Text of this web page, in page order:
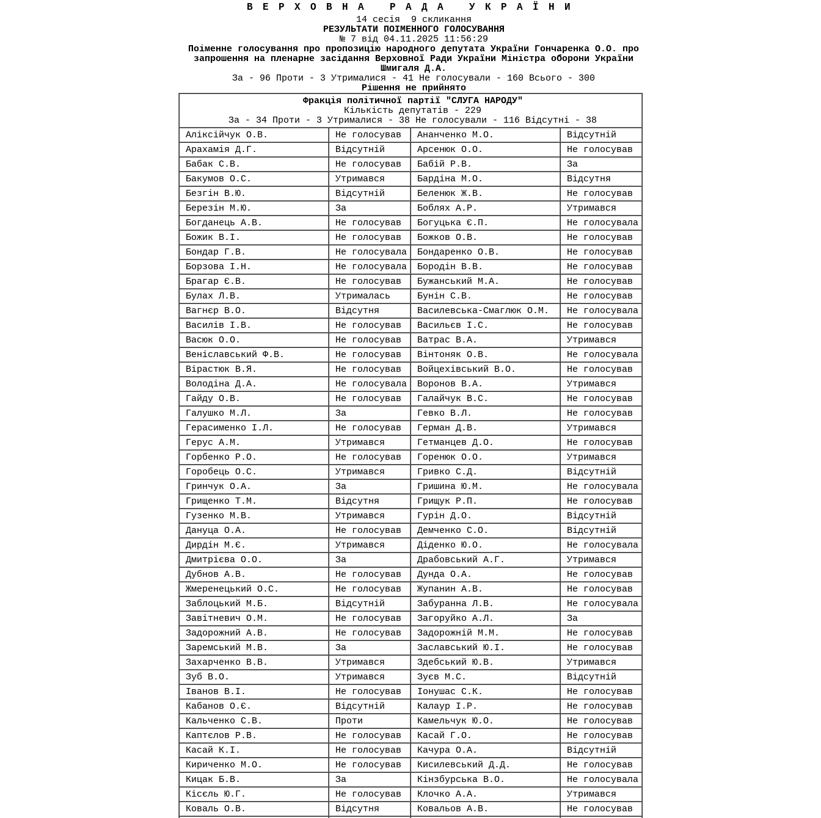
ВЕРХОВНА РАДА УКРАЇНИ
14 сесія 9 скликання
РЕЗУЛЬТАТИ ПОІМЕННОГО ГОЛОСУВАННЯ
№ 7 від 04.11.2025 11:56:29
Поіменне голосування про пропозицію народного депутата України Гончаренка О.О. про
запрошення на пленарне засідання Верховної Ради України Міністра оборони України
Шмигаля Д.А.
За - 96 Проти - 3 Утрималися - 41 Не голосували - 160 Всього - 300
Рішення не прийнято
Фракція політичної партії "СЛУГА НАРОДУ"
Кількість депутатів - 229
За - 34 Проти - 3 Утрималися - 38 Не голосували - 116 Відсутні - 38
Аліксійчук О.В.
Не голосував Ананченко М.О.
Відсутній
Арахамія Д.Г.
Відсутній Арсенюк О.О.
Не голосував
Бабак С.В.
Не голосував Бабій Р.В.
За
Бакумов О.С.
Утримався Бардіна М.О.
Відсутня
Безгін В.Ю.
Відсутній Беленюк Ж.В.
Не голосував
Березін М.Ю.
За Боблях А.Р.
Утримався
Богданець А.В.
Не голосував Богуцька Є.П.
Не голосувала
Божик В.І.
Не голосував Божков О.В.
Не голосував
Бондар Г.В.
Не голосувала Бондаренко О.В.
Не голосував
Борзова І.Н.
Не голосувала Бородін В.В.
Не голосував
Брагар Є.В.
Не голосував Бужанський М.А.
Не голосував
Булах Л.В.
Утрималась Бунін С.В.
Не голосував
Вагнєр В.О.
Відсутня Василевська-Смаглюк О.М.
Не голосувала
Василів І.В.
Не голосував Васильєв І.С.
Не голосував
Васюк О.О.
Не голосував Ватрас В.А.
Утримався
Веніславський Ф.В.
Не голосував Вінтоняк О.В.
Не голосувала
Вірастюк В.Я.
Не голосував Войцехівський В.О.
Не голосував
Володіна Д.А.
Не голосувала Воронов В.А.
Утримався
Гайду О.В.
Не голосував Галайчук В.С.
Не голосував
Галушко М.Л.
За Гевко В.Л.
Не голосував
Герасименко І.Л.
Не голосував Герман Д.В.
Утримався
Герус А.М.
Утримався Гетманцев Д.О.
Не голосував
Горбенко Р.О.
Не голосував Горенюк О.О.
Утримався
Горобець О.С.
Утримався Гривко С.Д.
Відсутній
Гринчук О.А.
За Гришина Ю.М.
Не голосувала
Грищенко Т.М.
Відсутня Грищук Р.П.
Не голосував
Гузенко М.В.
Утримався Гурін Д.О.
Відсутній
Дануца О.А.
Не голосував Демченко С.О.
Відсутній
Дирдін М.Є.
Утримався Діденко Ю.О.
Не голосувала
Дмитрієва О.О.
За Драбовський А.Г.
Утримався
Дубнов А.В.
Не голосував Дунда О.А.
Не голосував
Жмеренецький О.С.
Не голосував Жупанин А.В.
Не голосував
Заблоцький М.Б.
Відсутній Забуранна Л.В.
Не голосувала
Завітневич О.М.
Не голосував Загоруйко А.Л.
За
Задорожний А.В.
Не голосував Задорожній М.М.
Не голосував
Заремський М.В.
За Заславський Ю.І.
Не голосував
Захарченко В.В.
Утримався Здебський Ю.В.
Утримався
Зуб В.О.
Утримався Зуєв М.С.
Відсутній
Іванов В.І.
Не голосував Іонушас С.К.
Не голосував
Кабанов О.Є.
Відсутній Калаур І.Р.
Не голосував
Кальченко С.В.
Проти Камельчук Ю.О.
Не голосував
Каптєлов Р.В.
Не голосував Касай Г.О.
Не голосував
Касай К.І.
Не голосував Качура О.А.
Відсутній
Кириченко М.О.
Не голосував Кисилевський Д.Д.
Не голосував
Кицак Б.В.
За Кінзбурська В.О.
Не голосувала
Кісєль Ю.Г.
Не голосував Клочко А.А.
Утримався
Коваль О.В.
Відсутня Ковальов А.В.
Не голосував